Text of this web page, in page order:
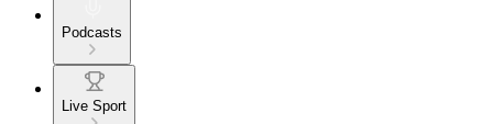
Podcasts
Live Sport